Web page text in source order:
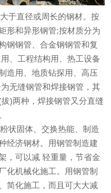
于直径或周长的钢材。按
形和异形钢管;按材质分为
钢钢管、合金钢钢管和复
、工程结构用、热工设备
造用、地质钻探用、高压
无缝钢管和焊接钢管，其
)两种，焊接钢管又分直缝
状固体、交换热能、制造
经济钢材。用钢管制造建
，可以减 轻重量，节省金
化机械化施工。用钢管制
简化施工，而且可大大减